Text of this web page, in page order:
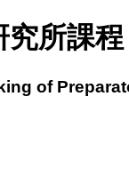
所課
of